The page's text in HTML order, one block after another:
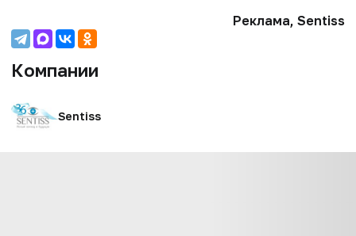
Реклама, Sentiss
Компании
Sentiss